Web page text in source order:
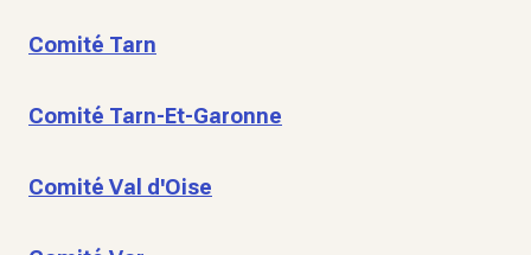
Comité Tarn
Comité Tarn-Et-Garonne
Comité Val d'Oise